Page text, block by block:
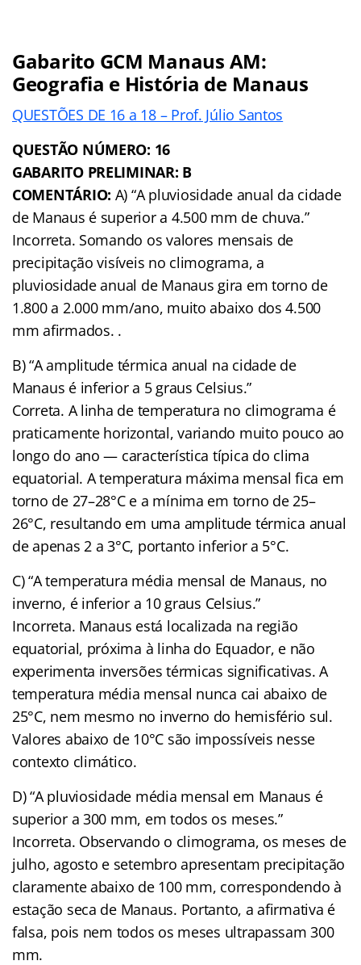
Gabarito GCM Manaus AM:
Geografia e História de Manaus
QUESTÕES DE 16 a 18 – Prof. Júlio Santos
QUESTÃO NÚMERO: 16
GABARITO PRELIMINAR: B
COMENTÁRIO: A) “A pluviosidade anual da cidade
de Manaus é superior a 4.500 mm de chuva.”
Incorreta. Somando os valores mensais de
precipitação visíveis no climograma, a
pluviosidade anual de Manaus gira em torno de
1.800 a 2.000 mm/ano, muito abaixo dos 4.500
mm afirmados. .
B) “A amplitude térmica anual na cidade de
Manaus é inferior a 5 graus Celsius.”
Correta. A linha de temperatura no climograma é
praticamente horizontal, variando muito pouco ao
longo do ano — característica típica do clima
equatorial. A temperatura máxima mensal fica em
torno de 27–28°C e a mínima em torno de 25–
26°C, resultando em uma amplitude térmica anual
de apenas 2 a 3°C, portanto inferior a 5°C.
C) “A temperatura média mensal de Manaus, no
inverno, é inferior a 10 graus Celsius.”
Incorreta. Manaus está localizada na região
equatorial, próxima à linha do Equador, e não
experimenta inversões térmicas significativas. A
temperatura média mensal nunca cai abaixo de
25°C, nem mesmo no inverno do hemisfério sul.
Valores abaixo de 10°C são impossíveis nesse
contexto climático.
D) “A pluviosidade média mensal em Manaus é
superior a 300 mm, em todos os meses.”
Incorreta. Observando o climograma, os meses de
julho, agosto e setembro apresentam precipitação
claramente abaixo de 100 mm, correspondendo à
estação seca de Manaus. Portanto, a afirmativa é
falsa, pois nem todos os meses ultrapassam 300
mm.